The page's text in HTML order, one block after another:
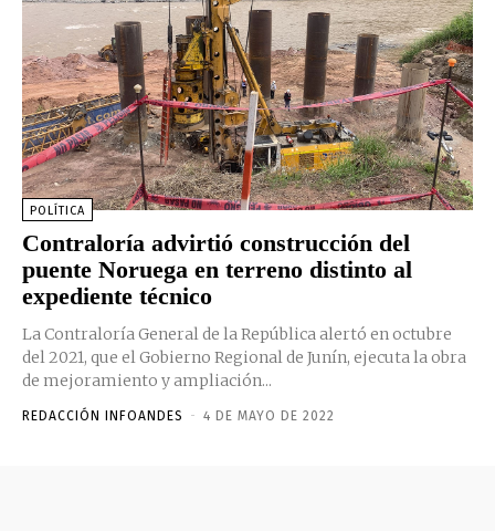
POLÍTICA
Contraloría advirtió construcción del
puente Noruega en terreno distinto al
expediente técnico
La Contraloría General de la República alertó en octubre
del 2021, que el Gobierno Regional de Junín, ejecuta la obra
de mejoramiento y ampliación...
REDACCIÓN INFOANDES - 4 DE MAYO DE 2022